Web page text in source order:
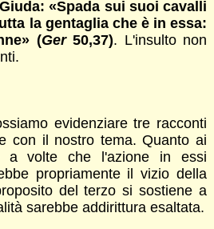
«Spada sui suoi cavalli
la gentaglia che è in essa:
(Ger50,37). L'insulto non
evidenziare tre racconti
con il nostro tema. Quanto ai
a volte che l'azione in essi
propriamente il vizio della
del terzo si sostiene a
sarebbe addirittura esaltata.